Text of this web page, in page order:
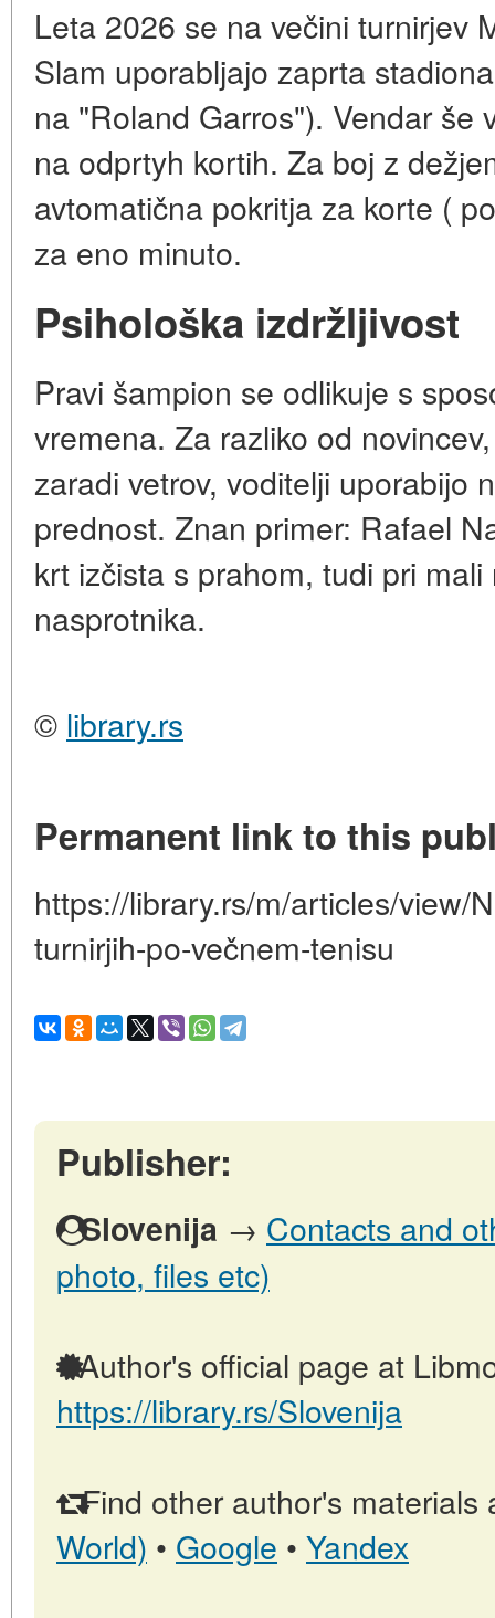
Leta 2026 se na večini turnirjev
Slam uporabljajo zaprta
na "Roland Garros"). Vendar še
na odprtyh kortih. Za boj z
avtomatična pokritja za korte (
za eno minuto.
Psihološka izdržljivost
Pravi šampion se odlikuje s
vremena. Za razliko od
zaradi vetrov, voditelji uporabijo
prednost. Znan primer: Rafael
krt izčista s prahom, tudi pri
nasprotnika.
© library.rs
Permanent link to this
https://library.rs/m/articles/view/
turnirjih-po-večnem-tenisu
Publisher:
Slovenija → Contacts and
photo, files etc)
Author's official page at
https://library.rs/Slovenija
Find other author's materials
World) • Google • Yandex